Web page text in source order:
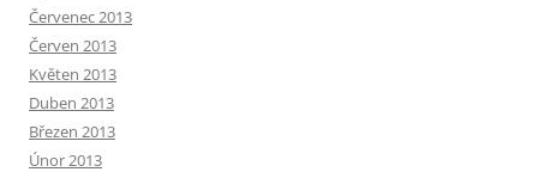
Červenec 2013
Červen 2013
Květen 2013
Duben 2013
Březen 2013
Únor 2013